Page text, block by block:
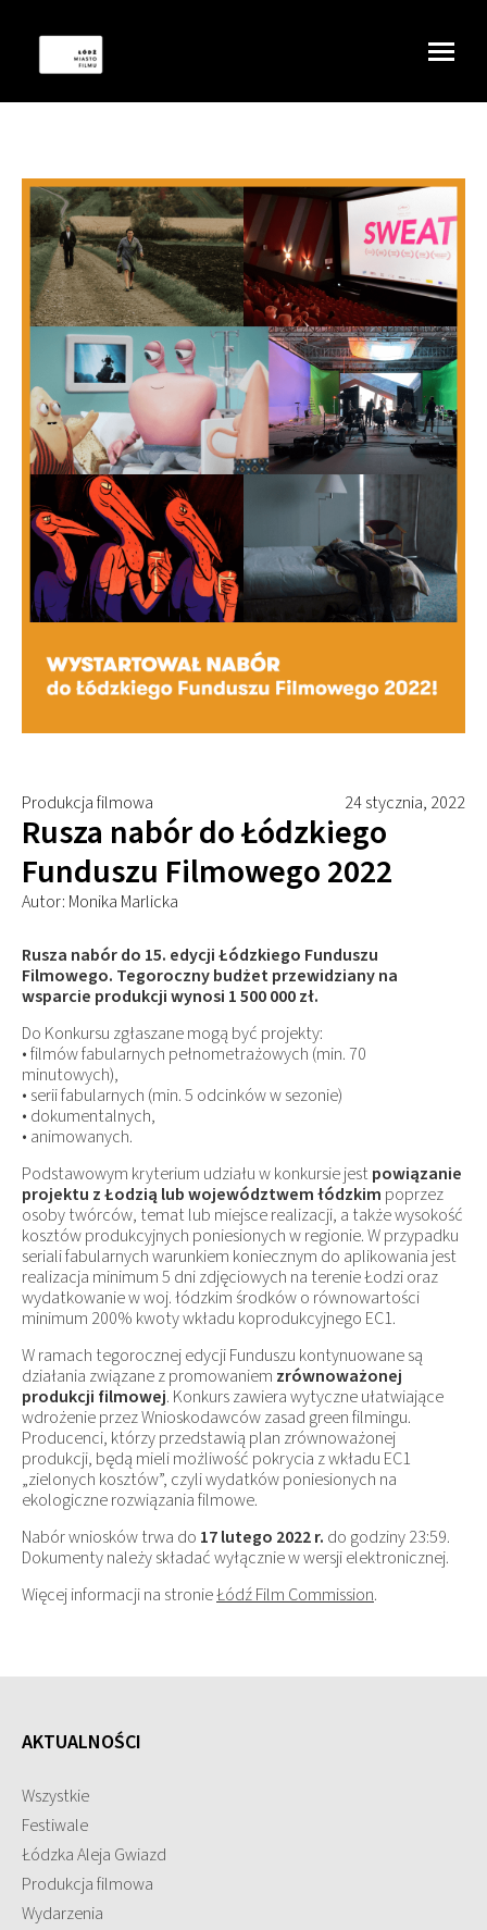
Produkcja filmowa 24 stycznia, 2022
Rusza nabór do Łódzkiego
Funduszu Filmowego 2022
Autor: Monika Marlicka
Rusza nabór do 15. edycji Łódzkiego Funduszu
Filmowego. Tegoroczny budżet przewidziany na
wsparcie produkcji wynosi 1 500 000 zł.
Do Konkursu zgłaszane mogą być projekty:
• filmów fabularnych pełnometrażowych (min. 70
minutowych),
• serii fabularnych (min. 5 odcinków w sezonie)
• dokumentalnych,
• animowanych.
Podstawowym kryterium udziału w konkursie jestpowiązanie
projektu z Łodzią lub województwem łódzkim poprzez
osoby twórców, temat lub miejsce realizacji, a także wysokość
kosztów produkcyjnych poniesionych w regionie. W przypadku
seriali fabularnych warunkiem koniecznym do aplikowania jest
realizacja minimum 5 dni zdjęciowych na terenie Łodzi oraz
wydatkowanie w woj. łódzkim środków o równowartości
minimum 200% kwoty wkładu koprodukcyjnego EC1.
W ramach tegorocznej edycji Funduszu kontynuowane są
działania związane z promowaniem zrównoważonej
produkcji filmowej. Konkurs zawiera wytyczne ułatwiające
wdrożenie przez Wnioskodawców zasad green filmingu.
Producenci, którzy przedstawią plan zrównoważonej
produkcji, będą mieli możliwość pokrycia z wkładu EC1
„zielonych kosztów”, czyli wydatków poniesionych na
ekologiczne rozwiązania filmowe.
Nabór wniosków trwa do 17 lutego 2022 r. do godziny 23:59.
Dokumenty należy składać wyłącznie w wersji elektronicznej.
Więcej informacji na stronieŁódź Film Commission.
AKTUALNOŚCI
Wszystkie
Festiwale
Łódzka Aleja Gwiazd
Produkcja filmowa
Wydarzenia